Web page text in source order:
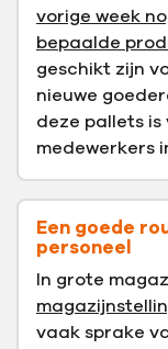
vorige week
bepaalde
geschikt zijn
nieuwe
deze pallets is
medewerkers
Een goede
personeel
In grote
vaak sprake